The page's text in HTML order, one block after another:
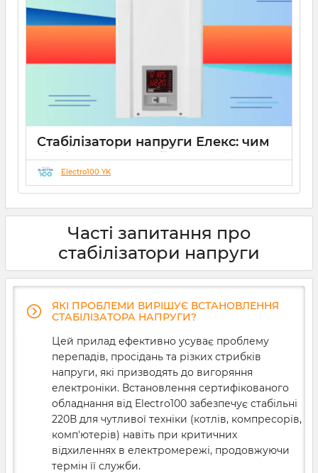
Стабілізатори напруги Елекс: чим
відрізняються серії Ампер, Герц і
Гібрид (огляд інженерів)
19 08 2025 0 10 хвилин
Electro100 YK
Часті запитання про
стабілізатори напруги
ЯКІ ПРОБЛЕМИ ВИРІШУЄ ВСТАНОВЛЕННЯ
СТАБІЛІЗАТОРА НАПРУГИ?
Цей прилад ефективно усуває проблему
перепадів, просідань та різких стрибків
напруги, які призводять до вигоряння
електроніки. Встановлення сертифікованого
обладнання від Electro100 забезпечує стабільні
220В для чутливої техніки (котлів, компресорів,
комп'ютерів) навіть при критичних
відхиленнях в електромережі, продовжуючи
термін її служби.